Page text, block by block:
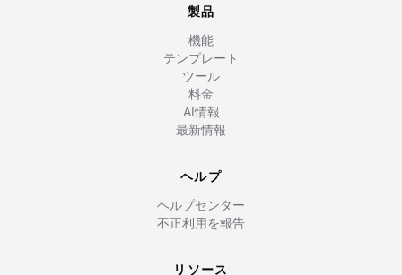
製品
機能
テンプレート
ツール
料金
AI情報
最新情報
ヘルプ
ヘルプセンター
不正利用を報告
リソース